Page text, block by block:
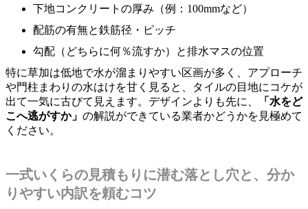
下地コンクリートの厚み（例：100mmなど）
配筋の有無と鉄筋径・ピッチ
勾配（どちらに何％流すか）と排水マスの位置
特に草加は低地で水が溜まりやすい区画が多く、アプローチ
や門柱まわりの水はけを甘く見ると、タイルの目地にコケが
出て一気に古びて見えます。デザインよりも先に、
「水をど
こへ逃がすか」 の解説ができている業者かどうかを見極めて
ください。
一式いくらの見積もりに潜む落とし穴と、分か
りやすい内訳を頼むコツ